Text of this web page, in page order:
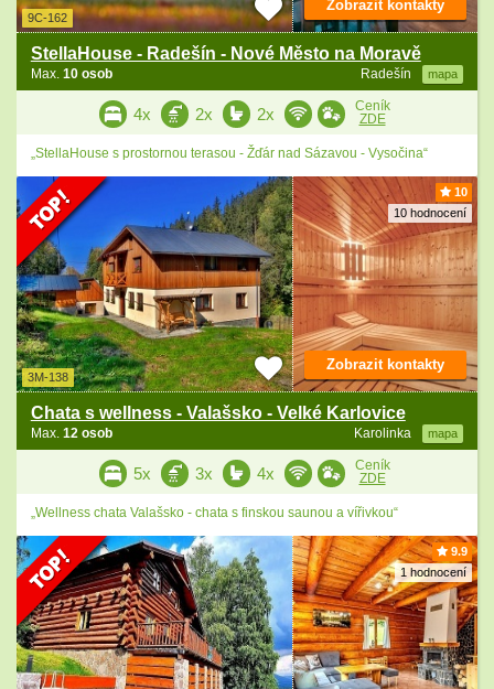
9C-162
StellaHouse - Radešín - Nové Město na Moravě
Radešín mapa
Max. 10 osob
Zobrazit kontakty
4x 2x 2x
Ceník
ZDE
„StellaHouse s prostornou terasou - Žďár nad Sázavou - Vysočina“
10
10 hodnocení
3M-138
Chata s wellness - Valašsko - Velké Karlovice
Karolinka mapa
Max. 12 osob
Zobrazit kontakty
5x 3x 4x
Ceník
ZDE
„Wellness chata Valašsko - chata s finskou saunou a vířivkou“
9.9
1 hodnocení